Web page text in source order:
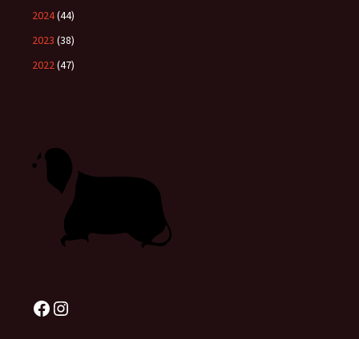
2024(44)
2023 (38)
2022(47)
Facebook
Instagram